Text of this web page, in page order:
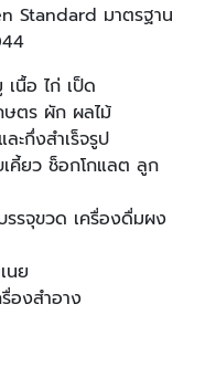
Standard มาตรฐาน
เนื้อ ไก่ เป็ด
ษตร ผัก ผลไม้
ะกึ่งสำเร็จรูป
คี้ยว ช็อกโกแลต ลูก
รจุขวด เครื่องดื่มผง
นย
องสำอาง